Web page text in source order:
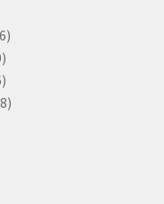
66
10
produktů
6
produktů
88